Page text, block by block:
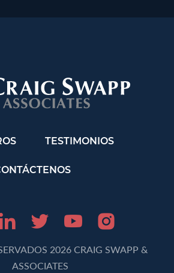
TESTIMONIOS
(opens in
LinkedIn (opens
TwitterYoutube
2026 CRAIG SWAPP &
ASSOCIATES